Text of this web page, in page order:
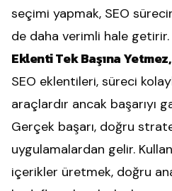
seçimi yapmak, SEO
de daha verimli hale getirir.
Eklenti Tek Başına
SEO eklentileri, süreci
araçlardır ancak başarıyı
Gerçek başarı, doğru
uygulamalardan gelir.
içerikler üretmek, doğru